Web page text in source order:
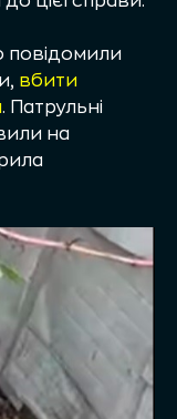
повідомили
вбити
. Патрульні
на